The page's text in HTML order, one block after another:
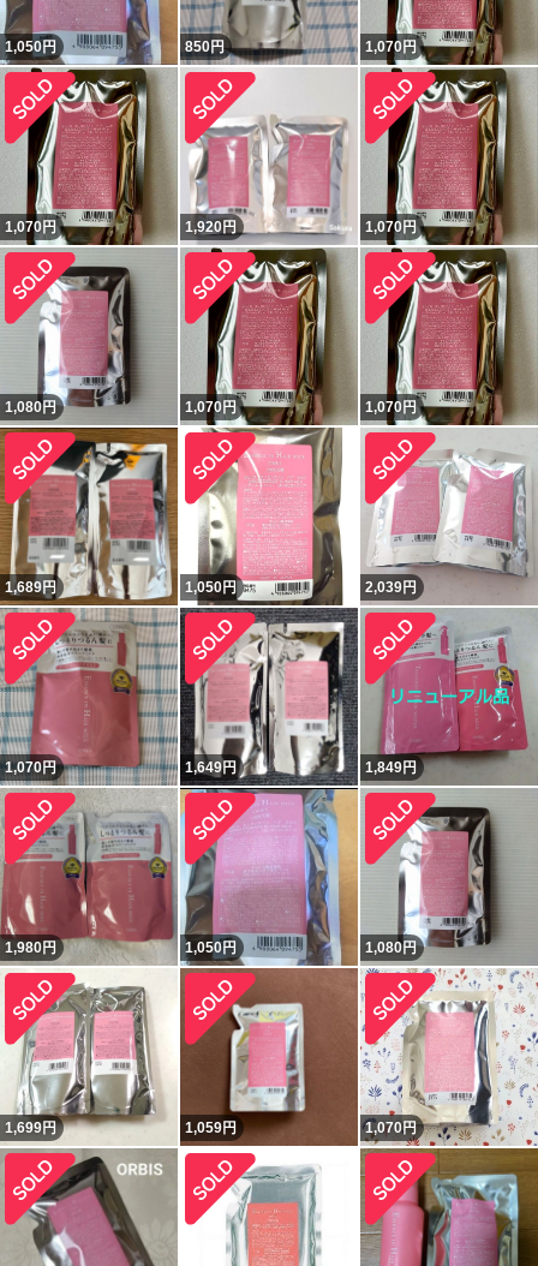
1,050円 850円 1,070円
1,070円 1,920円 1,070円
1,080円 1,070円 1,070円
1,689円 1,050円 2,039円
1,070円 1,649円 1,849円
1,980円 1,050円 1,080円
1,699円 1,059円 1,070円